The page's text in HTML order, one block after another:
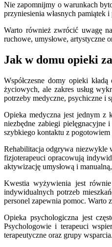
Nie zapomnijmy o warunkach
przyniesienia własnych pamiątek
Warto również zwrócić uwagę
ruchowe, umysłowe, artystyczne
Jak w domu opieki
Współczesne domy opieki
życiowych, ale zakres usług
potrzeby medyczne, psychiczne i
Opieka medyczna jest jednym z
niezbędne zabiegi pielęgnacyjne
szybkiego kontaktu z
Rehabilitacja odgrywa niezwykle
fizjoterapeuci opracowują
aktywizację umysłową i
Kwestia wyżywienia jest
indywidualnych potrzeb
personel zapewnia pomoc. Warto
Opieka psychologiczna jest
Psychologowie i terapeuci
terapeutyczne oraz grupy wsparcia.